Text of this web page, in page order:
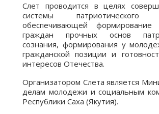
Слет проводится в целях
системы патриотического
обеспечивающей
граждан прочных основ
сознания, формирования у
гражданской позиции и
интересов Отечества.
Организатором Слета является
делам молодежи и социальным
Республики Саха (Якутия).